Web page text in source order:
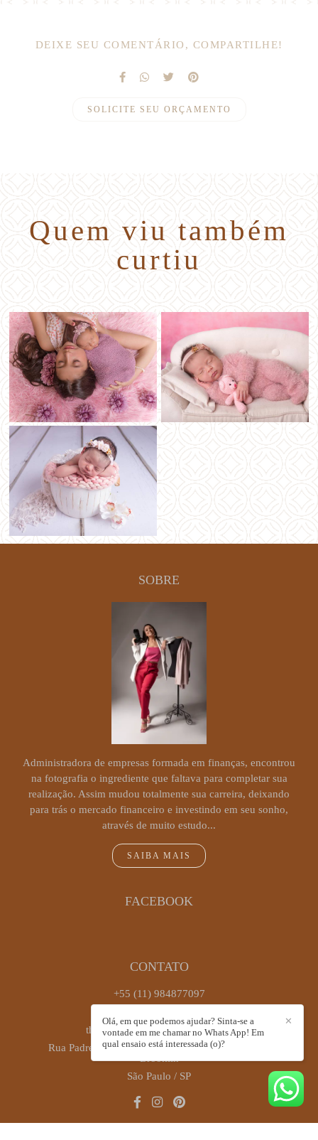
DEIXE SEU COMENTÁRIO, COMPARTILHE!
SOLICITE SEU ORÇAMENTO
Quem viu também
curtiu
SOBRE
Administradora de empresas formada em finanças, encontrou
na fotografia o ingrediente que faltava para completar sua
realização. Assim mudou totalmente sua carreira, deixando
para trás o mercado financeiro e investindo em seu sonho,
através de muito estudo...
SAIBA MAIS
FACEBOOK
CONTATO
+55 (11) 984877097
thaiscastrofotografia@gmail.com
Rua Padre Antônio José dos Santos, 449, sala 72 -
Brooklin
São Paulo / SP
✕
Olá, em que podemos ajudar? Sinta-se a
vontade em me chamar no Whats App! Em
qual ensaio está interessada (o)?